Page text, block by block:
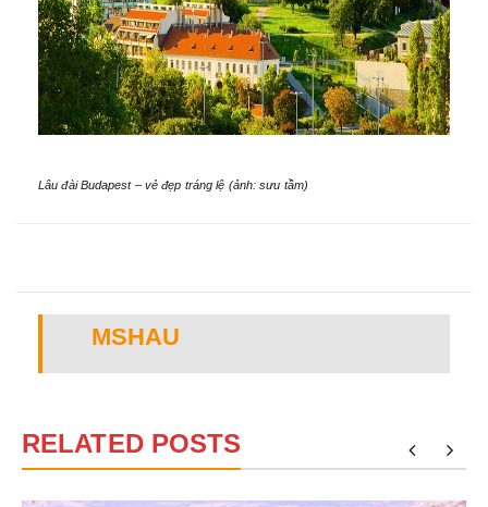
Lâu đài Budapest – vẻ đẹp tráng lệ (ảnh: sưu tầm)
MSHAU
RELATED POSTS